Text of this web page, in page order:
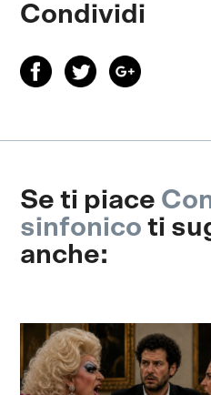
Condividi
Se ti piace
sinfonico ti
anche: